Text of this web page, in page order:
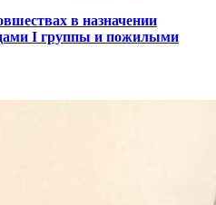
в назначении
I группы и пожилыми